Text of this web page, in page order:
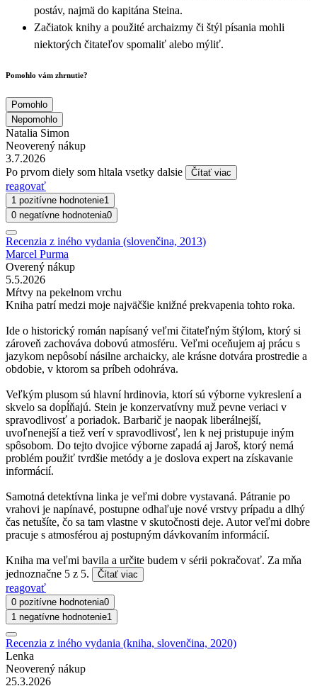
postáv, najmä do kapitána Steina.
Začiatok knihy a použité archaizmy či štýl písania mohli
niektorých čitateľov spomaliť alebo mýliť.
Pomohlo vám zhrnutie?
Pomohlo
Nepomohlo
Natalia Simon
Neoverený nákup
3.7.2026
Po prvom diely som hltala vsetky dalsie
Čítať viac
reagovať
1 pozitívne hodnotenie1
0 negatívne hodnotenia0
Recenzia z iného vydania (slovenčina, 2013)
Marcel Purma
Overený nákup
5.5.2026
Mŕtvy na pekelnom vrchu
Kniha patrí medzi moje najväčšie knižné prekvapenia tohto roka.
Ide o historický román napísaný veľmi čitateľným štýlom, ktorý si
zároveň zachováva dobovú atmosféru. Veľmi oceňujem aj prácu s
jazykom nepôsobí násilne archaicky, ale krásne dotvára prostredie a
obdobie, v ktorom sa príbeh odohráva.
Veľkým plusom sú hlavní hrdinovia, ktorí sú výborne vykreslení a
skvelo sa dopĺňajú. Stein je konzervatívny muž pevne veriaci v
spravodlivosť a poriadok. Barbarič je naopak liberálnejší,
uvoľnenejší a tiež verí v spravodlivosť, len k nej pristupuje iným
spôsobom. Do tejto dvojice výborne zapadá aj Jaroš, ktorý nemá
problém použiť tvrdšie metódy a je doslova expert na získavanie
informácií.
Samotná detektívna linka je veľmi dobre vystavaná. Pátranie po
vrahovi je napínavé, postupne odhaľuje nové vrstvy prípadu a dlhý
čas netušíte, čo sa tam vlastne v skutočnosti deje. Autor veľmi dobre
pracuje s atmosférou aj postupným dávkovaním informácií.
Kniha ma veľmi bavila a určite budem v sérii pokračovať. Za mňa
jednoznačne 5 z 5.
Čítať viac
reagovať
0 pozitívne hodnotenia0
1 negatívne hodnotenie1
Recenzia z iného vydania (kniha, slovenčina, 2020)
Lenka
Neoverený nákup
25.3.2026